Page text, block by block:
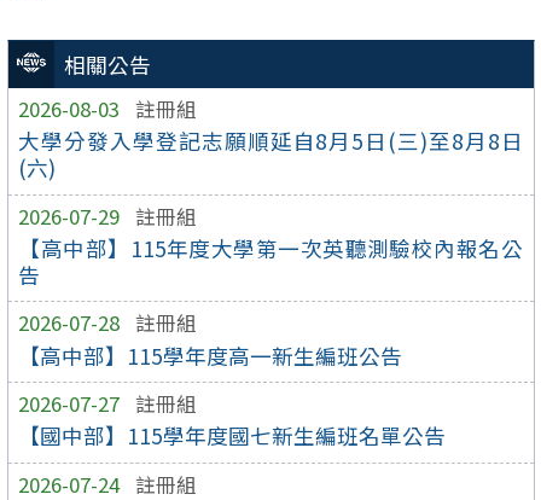
相關公告
2026-08-03 註冊組
大學分發入學登記志願順延自8月5日(三)至8月8日
(六)
2026-07-29 註冊組
【高中部】115年度大學第一次英聽測驗校內報名公
告
2026-07-28 註冊組
【高中部】115學年度高一新生編班公告
2026-07-27 註冊組
【國中部】115學年度國七新生編班名單公告
2026-07-24 註冊組